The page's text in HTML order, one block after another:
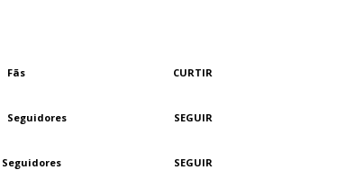
Fãs CURTIR
Seguidores SEGUIR
Seguidores SEGUIR